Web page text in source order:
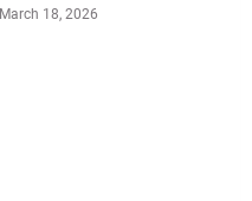
March 18, 2026